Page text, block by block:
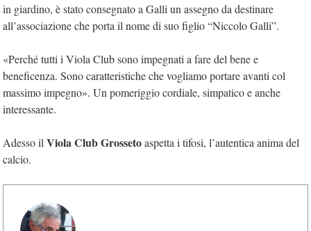
in giardino, è stato consegnato a Galli un assegno da destinare
all’associazione che porta il nome di suo figlio “Niccolo Galli”.
«Perché tutti i Viola Club sono impegnati a fare del bene e
beneficenza. Sono caratteristiche che vogliamo portare avanti col
massimo impegno». Un pomeriggio cordiale, simpatico e anche
interessante.
Adesso il Viola Club Grossetoaspetta i tifosi, l’autentica anima del
calcio.